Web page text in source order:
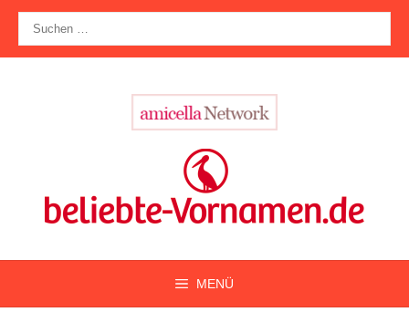
Zum
Inhalt
springen
nach:
MENÜ